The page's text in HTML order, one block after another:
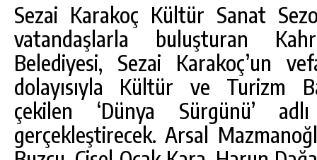
Sezai Karakoç Kültür Sanat
vatandaşlarla buluşturan
Belediyesi, Sezai Karakoç’un
dolayısıyla Kültür ve Turizm
çekilen ‘Dünya Sürgünü’
gerçekleştirecek. Arsal
GÜNLÜK HABER AKIŞI
GÖKSUN HAFIZLIK KIZ KUR’AN KURSU
ÖĞRENCILERINE DARENDE GEZISI.